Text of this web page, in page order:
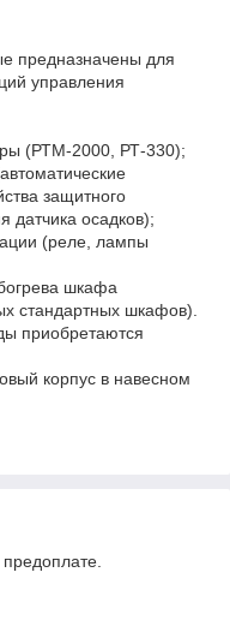
предназначены для
управления
(РТМ-2000, РТ-330);
защитного
датчика осадков);
(реле, лампы
шкафа
стандартных шкафов).
приобретаются
корпус в навесном